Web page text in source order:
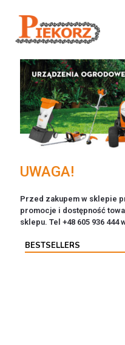
UWAGA!
Przed zakupem w sklepie
promocje i dostępność
sklepu. Tel +48 605 936 444
BESTSELLERS